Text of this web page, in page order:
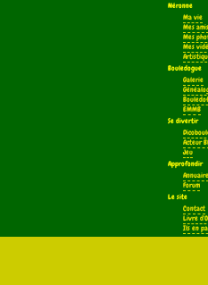
Néronne
Ma vie
Mes amis
Mes
Mes
Bouledogue
Galerie
EMMB
Se divertir
Acteur
Jeu
Approfondir
Annuaire
Forum
Le site
Contact
Livre
Ils en